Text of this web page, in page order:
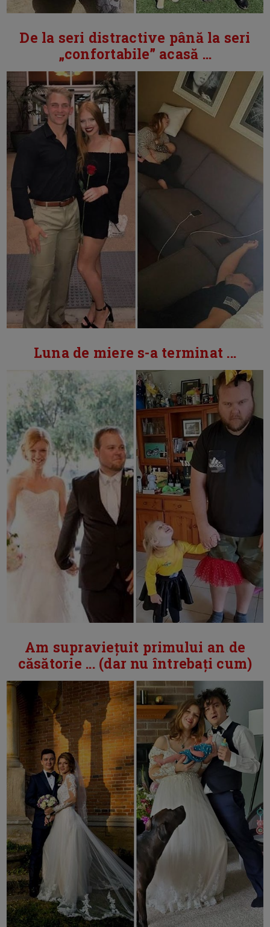
De la seri distractive până la seri
„confortabile” acasă ...
Luna de miere s-a terminat ...
Am supraviețuit primului an de
căsătorie ... (dar nu întrebați cum)